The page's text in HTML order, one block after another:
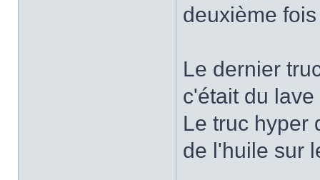
deuxième
Le dernier
c'était du
Le truc hyper
de l'huile sur